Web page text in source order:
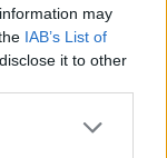
may
IAB’s List of
it to other
more Google